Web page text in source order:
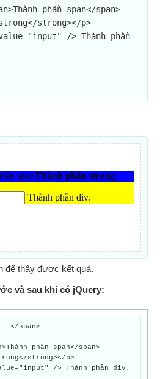
phần span</span>
strong></p>
/> Thành phần
để thấy được kết quả.
và sau khi có jQuery:
- </span>
phần span</span>
strong></p>
/> Thành phần div.